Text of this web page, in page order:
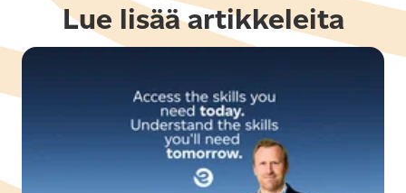
Lue lisää artikkeleita